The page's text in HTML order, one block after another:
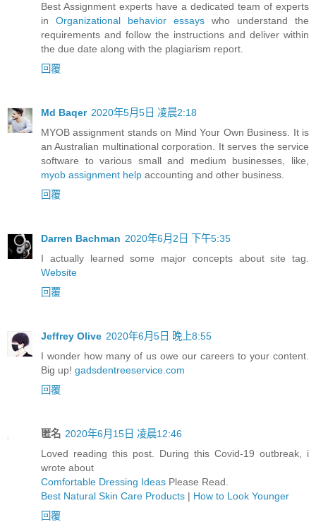
Best Assignment experts have a dedicated team of experts
in Organizational behavior essays who understand the
requirements and follow the instructions and deliver within
the due date along with the plagiarism report.
回覆
Md Baqer 2020年5月5日 凌晨2:18
MYOB assignment stands on Mind Your Own Business. It is
an Australian multinational corporation. It serves the service
software to various small and medium businesses, like,
myob assignment help accounting and other business.
回覆
Darren Bachman 2020年6月2日 下午5:35
I actually learned some major concepts about site tag.
Website
回覆
Jeffrey Olive 2020年6月5日 晚上8:55
I wonder how many of us owe our careers to your content.
Big up! gadsdentreeservice.com
回覆
匿名 2020年6月15日 凌晨12:46
Loved reading this post. During this Covid-19 outbreak, i
wrote about
Comfortable Dressing Ideas Please Read.
Best Natural Skin Care Products | How to Look Younger
回覆